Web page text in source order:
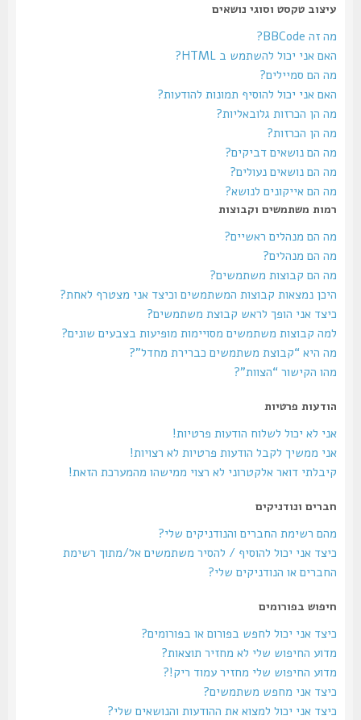
עיצוב טקסט וסוגי נושאים
מה זה BBCode?
האם אני יכול להשתמש ב HTML?
מה הם סמיילים?
האם אני יכול להוסיף תמונות להודעות?
מה הן הכרזות גלובאליות?
מה הן הכרזות?
מה הם נושאים דביקים?
מה הם נושאים נעולים?
מה הם אייקונים לנושא?
רמות משתמשים וקבוצות
מה הם מנהלים ראשיים?
מה הם מנהלים?
מה הם קבוצות משתמשים?
היכן נמצאות קבוצות המשתמשים וכיצד אני מצטרף לאחת?
כיצד אני הופך לראש קבוצת משתמשים?
למה קבוצות משתמשים מסויימות מופיעות בצבעים שונים?
מה היא “קבוצת משתמשים כברירת מחדל”?
מהו הקישור “הצוות”?
הודעות פרטיות
אני לא יכול לשלוח הודעות פרטיות!
אני ממשיך לקבל הודעות פרטיות לא רצויות!
קיבלתי דואר אלקטרוני לא רצוי ממישהו מהמערכת הזאת!
חברים ונודניקים
מהם רשימת החברים והנודניקים שלי?
כיצד אני יכול להוסיף / להסיר משתמשים אל/מתוך רשימת
החברים או הנודניקים שלי?
חיפוש בפורומים
כיצד אני יכול לחפש בפורום או בפורומים?
מדוע החיפוש שלי לא מחזיר תוצאות?
מדוע החיפוש שלי מחזיר עמוד ריק!?
כיצד אני מחפש משתמשים?
כיצד אני יכול למצוא את ההודעות והנושאים שלי?